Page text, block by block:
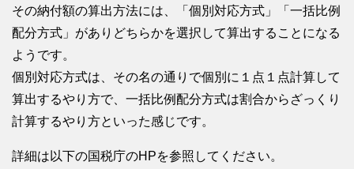
その納付額の算出方法には、「個別対応方式」「一括比例
配分方式」がありどちらかを選択して算出することになる
ようです。
個別対応方式は、その名の通りで個別に１点１点計算して
算出するやり方で、一括比例配分方式は割合からざっくり
計算するやり方といった感じです。
詳細は以下の国税庁のHPを参照してください。